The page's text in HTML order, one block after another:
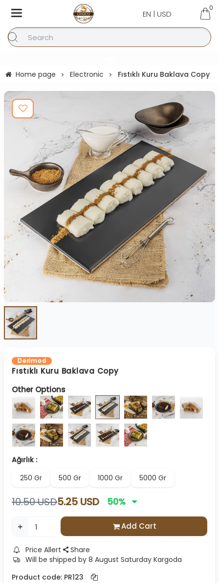
EN | USD
0
Home page Electronic Fıstıklı Kuru Baklava Copy
Derimod
Fıstıklı Kuru Baklava Copy
Other Options
Ağırlık :
250 Gr
500 Gr 1000 Gr 5000 Gr
10.50USD5.25 USD 50%
Add Cart
Price Allert
Share
Will be shipped by 8 August Saturday Kargoda
Product code: PR123